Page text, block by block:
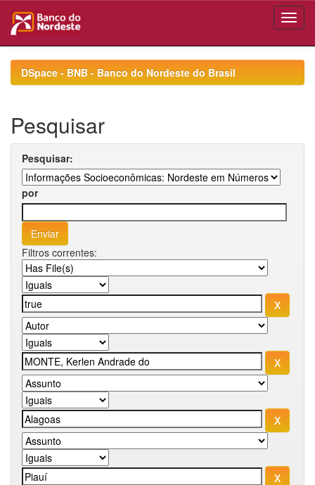
navigationDSpace - BNB - Banco do Nordeste do Brasil
Pesquisar
Pesquisar:
por
Filtros correntes: